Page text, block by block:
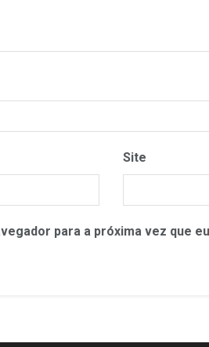
Site
para a próxima vez que